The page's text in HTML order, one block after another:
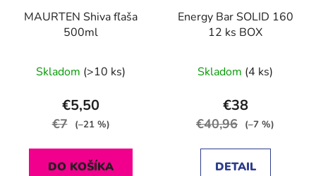
MAURTEN Shiva fľaša
500ml
Skladom (>10 ks)
€5,50
€7 (–21 %)
DO KOŠÍKA
Energy Bar SOLID 160
12 ks BOX
Skladom (4 ks)
€38
€40,96 (–7 %)
DETAIL